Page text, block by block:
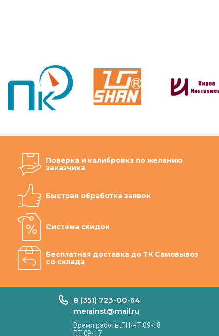
Поверка и калибровка по желанию
заказчика
Быстрая обработка заявок
Система скидок
Бесплатная доставка до ТК Самовывоз
со склада
8 (351) 723-00-64
merainst@mail.ru
Время работы:ПН-ЧТ:09-18
ПТ:09-17